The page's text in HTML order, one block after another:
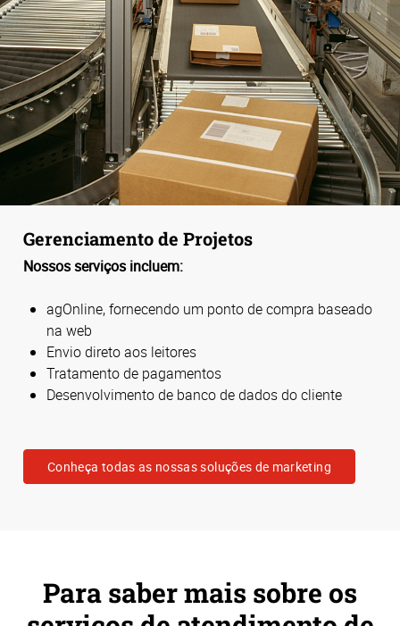
Gerenciamento de Projetos
Nossos serviços incluem:
agOnline, fornecendo um ponto de compra baseado
na web
Envio direto aos leitores
Tratamento de pagamentos
Desenvolvimento de banco de dados do cliente
Conheça todas as nossas soluções de marketing
Para saber mais sobre os